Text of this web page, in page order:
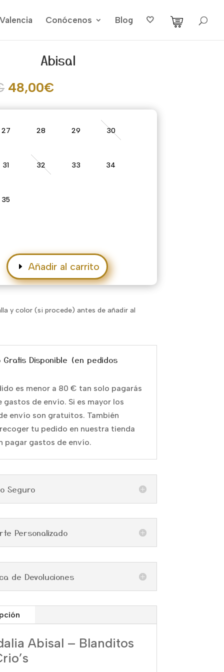
Conócenos Blog 🤍
Abisal
El
original
era:
48,00€El
actual
27 28 29 30
31 32 33 34
35
Añadir al carrito
y color (si procede) antes de añadir al
Gratis Disponible (en pedidos
es menor a 80 € tan solo pagarás
gastos de envío. Si es mayor los
envío son gratuitos. También
tu pedido en nuestra tienda
pagar gastos de envío.
Seguro
Personalizado
de Devoluciones
Abisal – Blanditos